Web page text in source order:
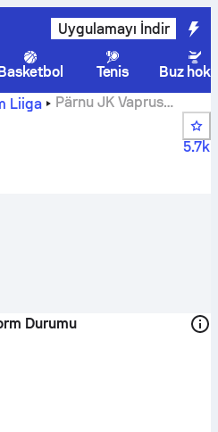
Uygulamayı İndir
Tenis
Buz
Liiga
Pärnu JK Vaprus
ve oyuncu istatistikleri
5.7k
Durumu